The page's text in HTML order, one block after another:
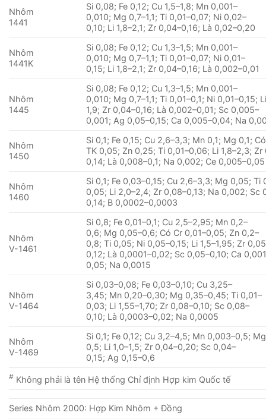
Nhôm
1441
Si 0,08; Fe 0,12; Cu 1,5–1,8; Mn 0,001–
0,010; Mg 0,7–1,1; Ti 0,01–0,07; Ni 0,02–
0,10; Li 1,8–2,1; Zr 0,04–0,16; Là 0,02–0,20
Nhôm
1441K
Si 0,08; Fe 0,12; Cu 1,3–1,5; Mn 0,001–
0,010; Mg 0,7–1,1; Ti 0,01–0,07; Ni 0,01–
0,15; Li 1,8–2,1; Zr 0,04–0,16; Là 0,002–0,01
Nhôm
1445
Si 0,08; Fe 0,12; Cu 1,3–1,5; Mn 0,001–
0,010; Mg 0,7–1,1; Ti 0,01–0,1; Ni 0,01–0,15;
1,9; Zr 0,04–0,16; Là 0,002–0,01; Sc 0,005–
0,001; Ag 0,05–0,15; Ca 0,005–0,04; Na
Nhôm
1450
Si 0,1; Fe 0,15; Cu 2,6–3,3; Mn 0,1; Mg 0,1;
TK 0,05; Zn 0,25; Ti 0,01–0,06; Li 1,8–2,3; Zr
0,14; Là 0,008–0,1; Na 0,002; Ce 0,005–0,05
Nhôm
1460
Si 0,1; Fe 0,03–0,15; Cu 2,6–3,3; Mg 0,05; Ti
0,05; Li 2,0–2,4; Zr 0,08–0,13; Na 0,002; Sc
0,14; B 0,0002–0,0003
Nhôm
V-1461
Si 0,8; Fe 0,01–0,1; Cu 2,5–2,95; Mn 0,2–
0,6; Mg 0,05–0,6; Có Cr 0,01–0,05; Zn 0,2–
0,8; Ti 0,05; Ni 0,05–0,15; Li 1,5–1,95; Zr
0,12; Là 0,0001–0,02; Sc 0,05–0,10; Ca
0,05; Na 0,0015
Nhôm
V-1464
Si 0,03–0,08; Fe 0,03–0,10; Cu 3,25–
3,45; Mn 0,20–0,30; Mg 0,35–0,45; Ti 0,01–
0,03; Li 1,55–1,70; Zr 0,08–0,10; Sc 0,08–
0,10; Là 0,0003–0,02; Na 0,0005
Nhôm
V-1469
Si 0,1; Fe 0,12; Cu 3,2–4,5; Mn 0,003–0,5;
0,5; Li 1,0–1,5; Zr 0,04–0,20; Sc 0,04–
0,15; Ag 0,15–0,6
# Không phải là tên Hệ thống Chỉ định Hợp kim Quốc tế
Series Nhôm 2000: Hợp Kim Nhôm + Đồng